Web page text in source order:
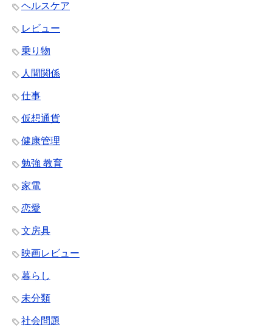
ヘルスケア
レビュー
乗り物
人間関係
仕事
仮想通貨
健康管理
勉強 教育
家電
恋愛
文房具
映画レビュー
暮らし
未分類
社会問題